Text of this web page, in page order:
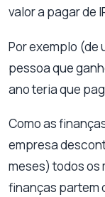
valor a pagar de
Por exemplo (de
pessoa que
ano teria que
Como as
empresa
meses) todos os
finanças partem